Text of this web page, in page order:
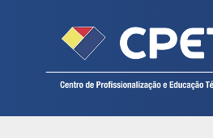
Cadastre seu currículo